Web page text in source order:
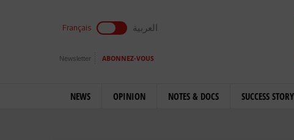
Français العربية
Newsletter ABONNEZ-VOUS
NEWS OPINION NOTES & DOCS SUCCESS STORY